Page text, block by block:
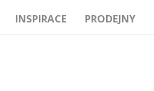
INSPIRACE PRODEJNY